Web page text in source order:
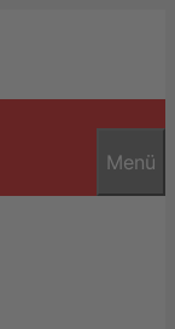
Menü